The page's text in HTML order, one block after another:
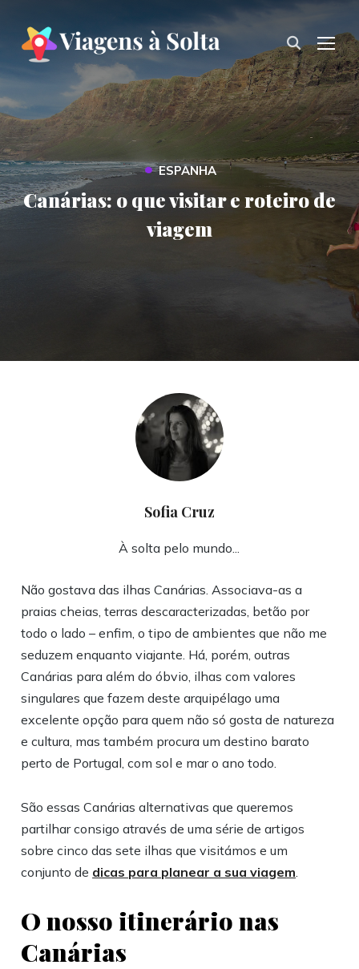
• ESPANHA
Canárias: o que visitar e roteiro de
viagem
Sofia Cruz
À solta pelo mundo...
Não gostava das ilhas Canárias. Associava-as a
praias cheias, terras descaracterizadas, betão por
todo o lado – enfim, o tipo de ambientes que não me
seduzem enquanto viajante. Há, porém, outras
Canárias para além do óbvio, ilhas com valores
singulares que fazem deste arquipélago uma
excelente opção para quem não só gosta de natureza
e cultura, mas também procura um destino barato
perto de Portugal, com sol e mar o ano todo.
São essas Canárias alternativas que queremos
partilhar consigo através de uma série de artigos
sobre cinco das sete ilhas que visitámos e um
conjunto de dicas para planear a sua viagem.
O nosso itinerário nas
Canárias